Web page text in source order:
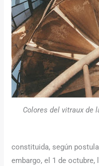
Colores del vitraux de
constituida, según
embargo, el 1 de